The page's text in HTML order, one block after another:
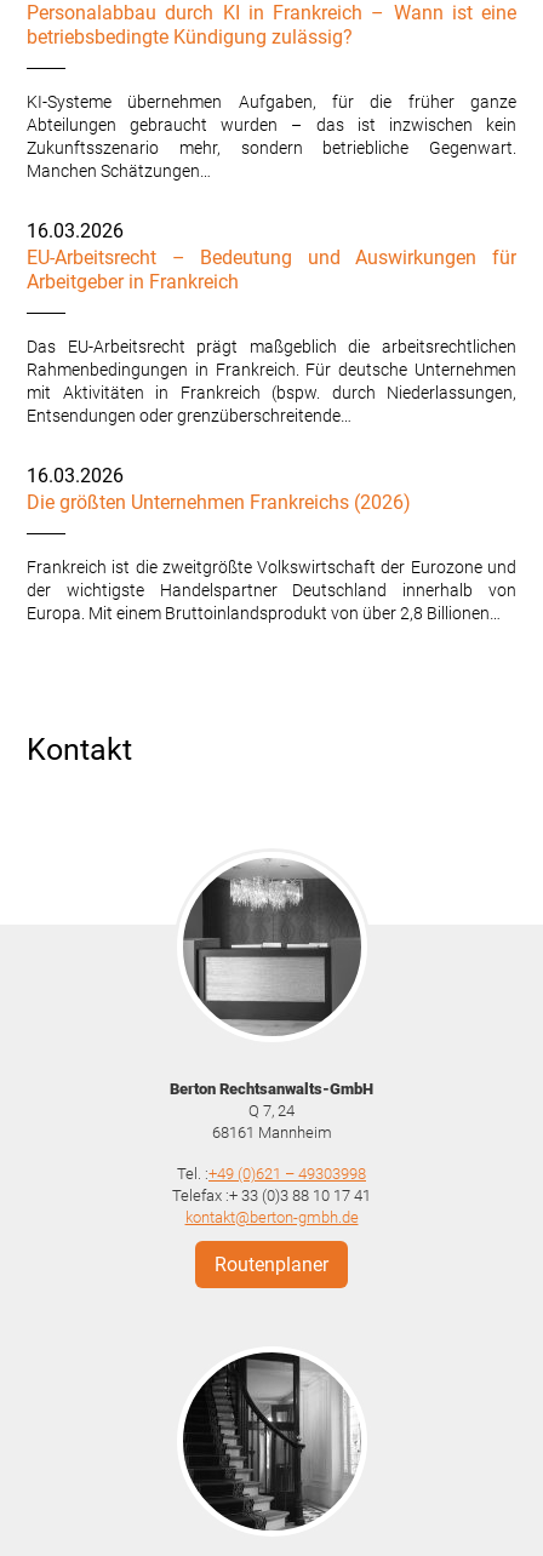
Personalabbau durch KI in Frankreich – Wann ist eine
betriebsbedingte Kündigung zulässig?
KI-Systeme übernehmen Aufgaben, für die früher ganze
Abteilungen gebraucht wurden – das ist inzwischen kein
Zukunftsszenario mehr, sondern betriebliche Gegenwart.
Manchen Schätzungen…
16.03.2026
EU-Arbeitsrecht – Bedeutung und Auswirkungen für
Arbeitgeber in Frankreich
Das EU-Arbeitsrecht prägt maßgeblich die arbeitsrechtlichen
Rahmenbedingungen in Frankreich. Für deutsche Unternehmen
mit Aktivitäten in Frankreich (bspw. durch Niederlassungen,
Entsendungen oder grenzüberschreitende…
16.03.2026
Die größten Unternehmen Frankreichs (2026)
Frankreich ist die zweitgrößte Volkswirtschaft der Eurozone und
der wichtigste Handelspartner Deutschland innerhalb von
Europa. Mit einem Bruttoinlandsprodukt von über 2,8 Billionen…
Kontakt
Berton Rechtsanwalts-GmbH
Q 7, 24
68161 Mannheim
Tel. :+49 (0)621 – 49303998
Telefax :+ 33 (0)3 88 10 17 41
kontakt@berton-gmbh.de
Routenplaner